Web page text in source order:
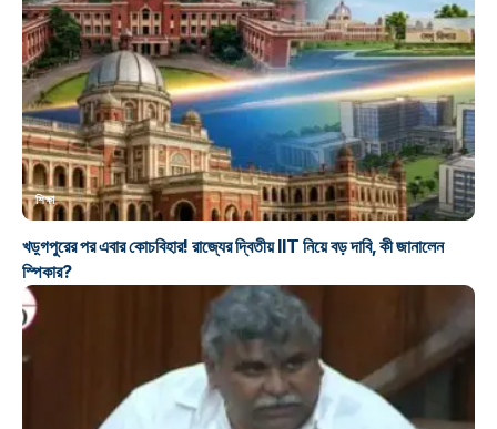
শিক্ষা
খড়্গপুরের পর এবার কোচবিহার! রাজ্যের দ্বিতীয় IIT নিয়ে বড় দাবি, কী জানালেন
স্পিকার?